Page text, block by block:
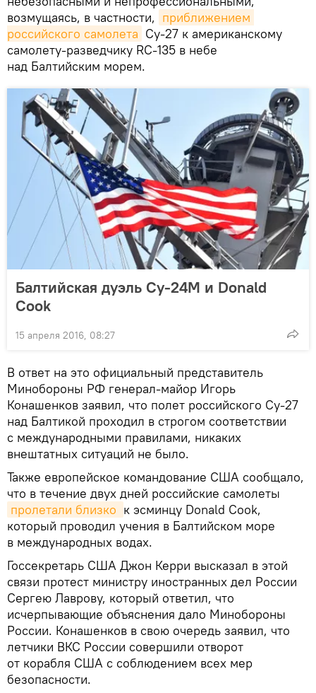
возмущаясь, в частности, приближением
российского самолета Су-27 к американскому
самолету-разведчику RC-135 в небе
над Балтийским морем.
Балтийская дуэль Су-24М и Donald
Cook
15 апреля 2016, 08:27
В ответ на это официальный представитель
Минобороны РФ генерал-майор Игорь
Конашенков заявил, что полет российского Су-27
над Балтикой проходил в строгом соответствии
с международными правилами, никаких
внештатных ситуаций не было.
Также европейское командование США сообщало,
что в течение двух дней российские самолеты
пролетали близко к эсминцу Donald Cook,
который проводил учения в Балтийском море
в международных водах.
Госсекретарь США Джон Керри высказал в этой
связи протест министру иностранных дел России
Сергею Лаврову, который ответил, что
исчерпывающие объяснения дало Минобороны
России. Конашенков в свою очередь заявил, что
летчики ВКС России совершили отворот
от корабля США с соблюдением всех мер
безопасности.